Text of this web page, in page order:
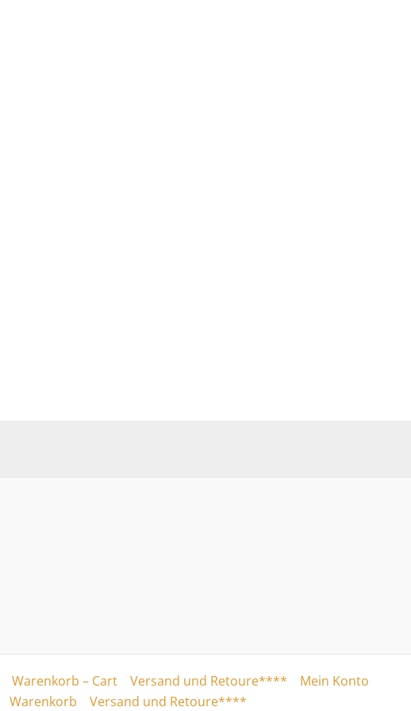
Warenkorb – Cart Versand und Retoure****
Mein Konto
Warenkorb Versand und Retoure****